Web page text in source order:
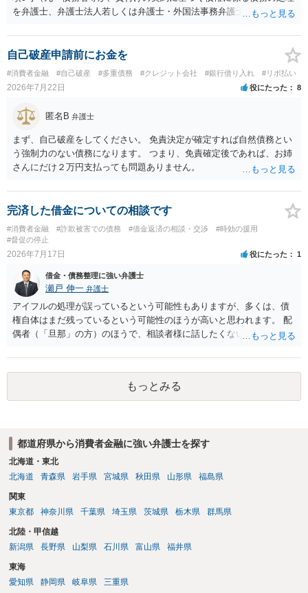
を弁護士、弁護士法人若しくは弁護士・外国法事務弁護士共同法人若
等」という。）に委託し、又はその処理のため必要な裁判所における
民事事件に関する手続をとり、弁護士等又は裁判所から書面によりそ
の旨の通知があつた場合において、正当な理由がないのに、債務者等
に対し、電話をかけ、電報を送達し、若しくはファクシミリ装置を用
いて送信し、又は訪問する方法により、当該債務を弁済することを要
求し、これに対し債務者等から直接要求しないよう求められたにもか
かわらず、更にこれらの方法で当該債務を弁済することを要求するこ
と。）に違反しています。監督官庁に行政処分を求める、裁判所に仮
処分申請、不退去罪が成立すれば警察に通報などの対応が考えられま
す。ご参考にしてください。
自己破産申請前にお金を
#消費者金融 #自己破産 #多重債務 #クレジット会社 #銀行借り入れ #リボ払い
2026年7月22日 役にたった 8
匿名B 弁護士
まず、自己破産をしてください。 免責決定が確定すれば自然債務とい
う強制力のない債務になります。 つまり、免責確定後であれば、お姉
さんにだけ２万円支払っても問題ありません。
完済した借金についての相談です
#消費者金融 #詐欺被害での債務 #借金返済の相談・交渉
#時効の援用
#督促の停止
2026年7月17日 役にたった 1
借金・債務整理に強い弁護士
瀬戸 伸一 弁護士
アイフルの処理が誤っているという可能性もありますが、多くは、債
権自体はまだ残っているという可能性のほうが高いと思われます。 配
偶者（「旦那」の方）のほうで、相談者様に話したくない事情等もあ
援用という方法も取れる可能性があるため、御主人に法律事務所に相
談にいくように説得されてはどうでしょうか。相談者様が一緒だと話
せない事情もあるかもしれないのでおひとりで行ってもらうほうがい
いかもしれません。 配偶者の債務がある状態で配偶者が亡くなると債
て相談にいくようにお話してみてはどうでしょうか。
もっとみる
都道府県から消費者金融に強い弁護士を探す
北海道・東北
北海道
青森県 岩手県 宮城県 秋田県 山形県 福島県
関東
東京都
神奈川県 千葉県 埼玉県 茨城県 栃木県 群馬県
北陸・甲信越
新潟県
長野県 山梨県 石川県 富山県 福井県
東海
愛知県
静岡県 岐阜県 三重県